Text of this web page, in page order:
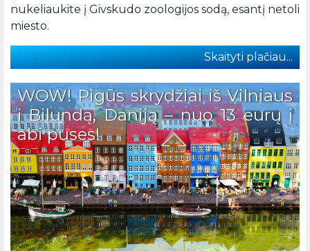
nukeliaukite į Givskudo zoologijos sodą, esantį netoli
miesto.
Skaityti plačiau...
WOW! Pigūs skrydžiai iš Vilniaus
į Bilundą, Daniją – nuo 13 eurų į
abi puses!